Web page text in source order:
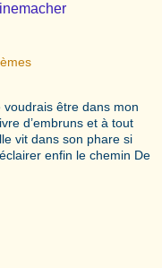
voudrais être dans mon
d’embruns et à tout
vit dans son phare si
enfin le chemin De